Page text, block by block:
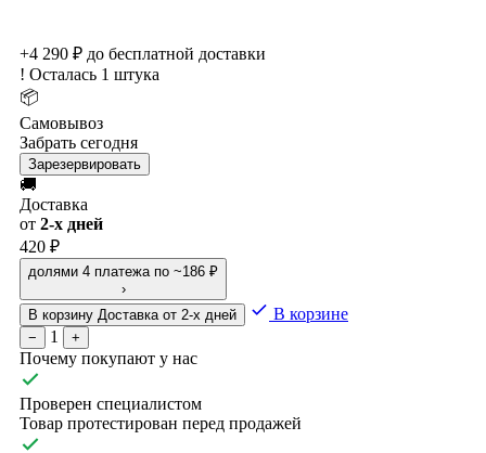
+4 290 ₽ до бесплатной доставки
! Осталась 1 штука
📦
Самовывоз
Забрать сегодня
Зарезервировать
🚚
Доставка
от 2-х дней
420 ₽
долями 4 платежа по ~186 ₽
›
В корзину Доставка от 2-х дней В корзине
− 1 +
Почему покупают у нас
Проверен специалистом
Товар протестирован перед продажей